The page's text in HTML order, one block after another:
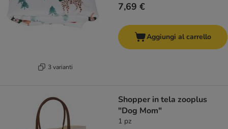
3 varianti
7,69 €
Aggiungi al carrello
Shopper in tela zooplus
"Dog Mom"
1 pz